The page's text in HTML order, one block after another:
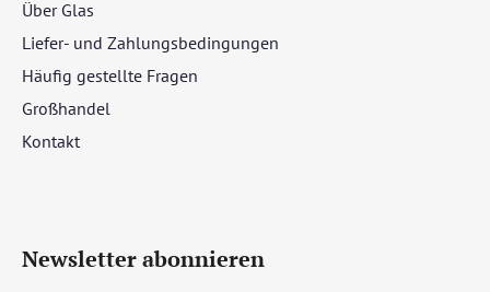
Über Glas
Liefer- und Zahlungsbedingungen
Häufig gestellte Fragen
Großhandel
Kontakt
Newsletter abonnieren